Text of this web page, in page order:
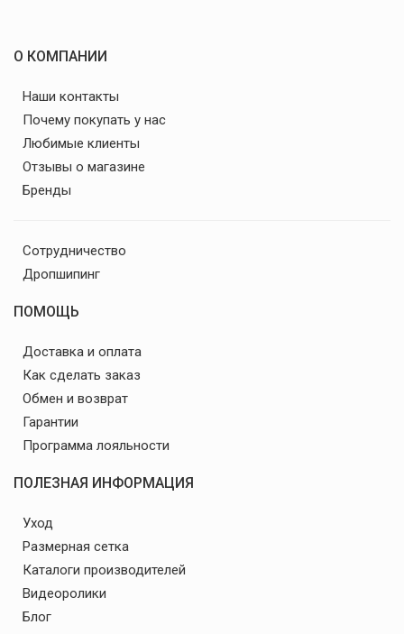
О КОМПАНИИ
Наши контакты
Почему покупать у нас
Любимые клиенты
Отзывы о магазине
Бренды
Сотрудничество
Дропшипинг
ПОМОЩЬ
Доставка и оплата
Как сделать заказ
Обмен и возврат
Гарантии
Программа лояльности
ПОЛЕЗНАЯ ИНФОРМАЦИЯ
Уход
Размерная сетка
Каталоги производителей
Видеоролики
Блог